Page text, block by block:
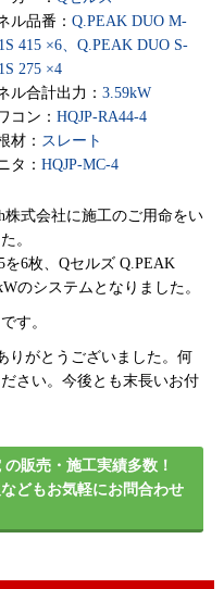
ル品番： Q.PEAK DUO M-
415 ×6、Q.PEAK DUO S-
275 ×4
ル合計出力： 3.59kW
コン： HQJP-RA44-4
材： スレート
タ： HQJP-MC-4
式会社に施工のご用命をい
。
を6枚、Qセルズ Q.PEAK
のシステムとなりました。
す。
りがとうございました。何
さい。今後とも末長いお付
販売・施工実績多数！
どもお気軽にお問合わせ